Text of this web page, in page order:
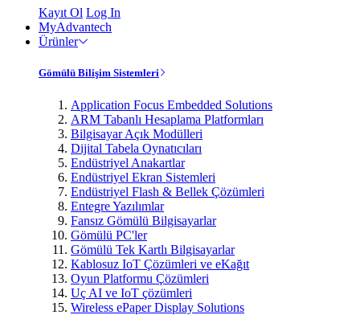
Kayıt Ol Log In
MyAdvantech
Ürünler
Gömülü Bilişim Sistemleri
Application Focus Embedded Solutions
ARM Tabanlı Hesaplama Platformları
Bilgisayar Açık Modülleri
Dijital Tabela Oynatıcıları
Endüstriyel Anakartlar
Endüstriyel Ekran Sistemleri
Endüstriyel Flash & Bellek Çözümleri
Entegre Yazılımlar
Fansız Gömülü Bilgisayarlar
Gömülü PC'ler
Gömülü Tek Kartlı Bilgisayarlar
Kablosuz IoT Çözümleri ve eKağıt
Oyun Platformu Çözümleri
Uç AI ve IoT çözümleri
Wireless ePaper Display Solutions